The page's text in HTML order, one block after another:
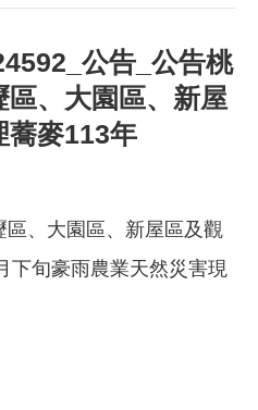
公告_公告桃
區、大園區、新屋
蕎麥113年
、大園區、新屋區及觀
下旬豪雨農業天然災害現